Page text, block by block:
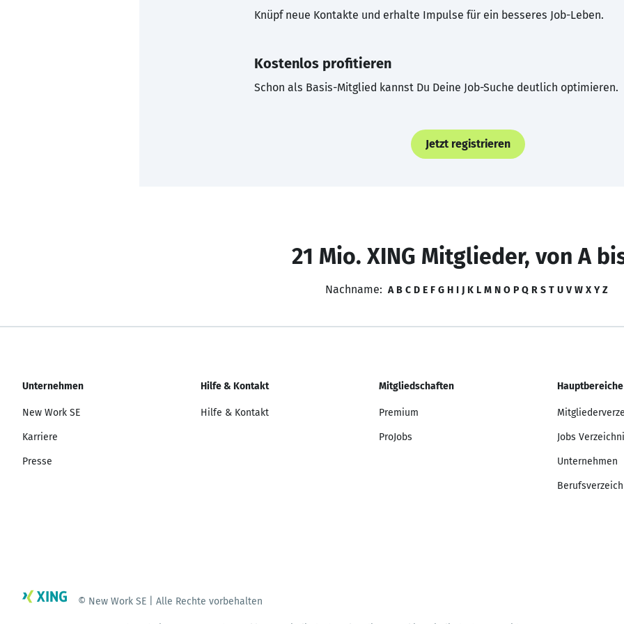
Knüpf neue Kontakte und erhalte Impulse für ein besseres Job-Leben.
Kostenlos profitieren
Schon als Basis-Mitglied kannst Du Deine Job-Suche deutlich optimieren.
Jetzt registrieren
21 Mio. XING Mitglieder, von A
Nachname: A B C D E F G H I J K L M N O P Q R S T U V W X Y Z
Unternehmen
New Work SE
Karriere
Presse
Hilfe & Kontakt
Hilfe & Kontakt
Mitgliedschaften
Premium
ProJobs
Hauptbereiche
Jobs
Unternehmen
© New Work SE | Alle Rechte vorbehalten